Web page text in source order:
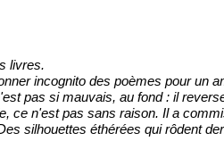
livres.
incognito des poèmes pour un
pas si mauvais, au fond : il
ce n'est pas sans raison. Il a
silhouettes éthérées qui rôdent